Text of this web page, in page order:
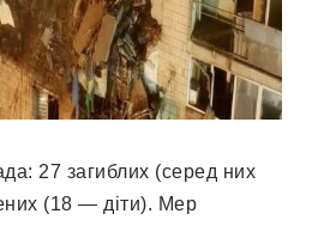
27 загиблих (серед них
(18 — діти). Мер